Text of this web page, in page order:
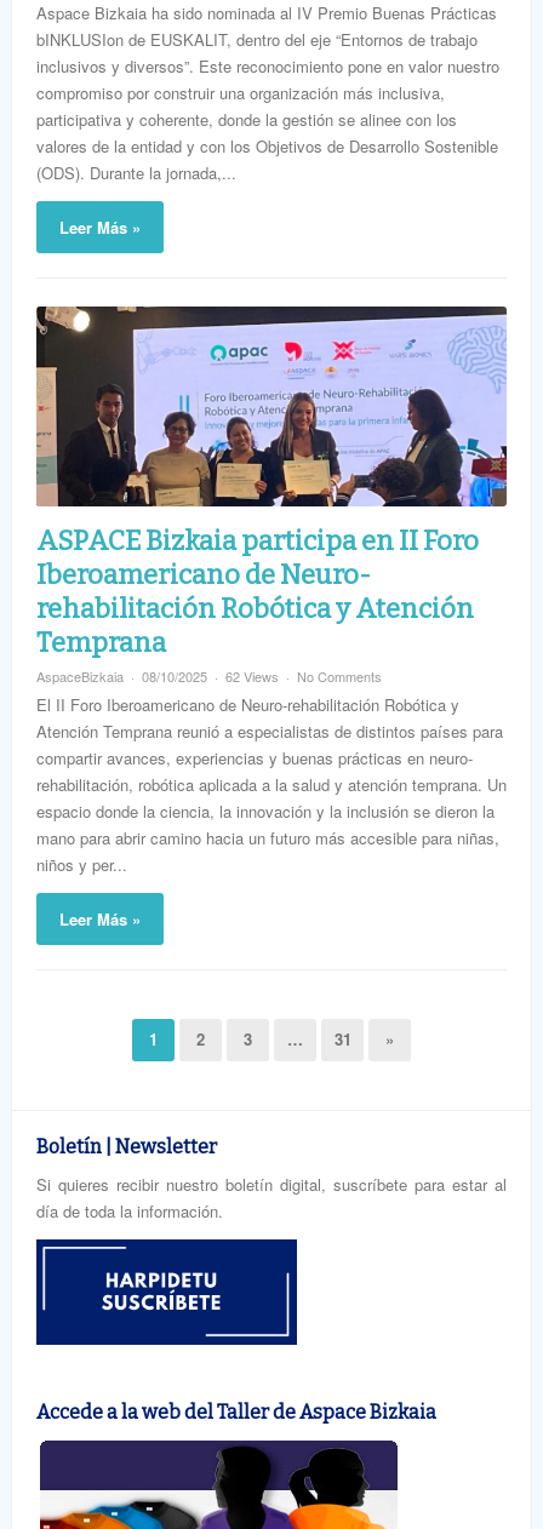
Aspace Bizkaia ha sido nominada al IV Premio Buenas Prácticas
bINKLUSIon de EUSKALIT, dentro del eje “Entornos de trabajo
inclusivos y diversos”. Este reconocimiento pone en valor nuestro
compromiso por construir una organización más inclusiva,
participativa y coherente, donde la gestión se alinee con los
valores de la entidad y con los Objetivos de Desarrollo Sostenible
(ODS). Durante la jornada,...
Leer Más »
ASPACE Bizkaia participa en II Foro
Iberoamericano de Neuro-
rehabilitación Robótica y Atención
Temprana
AspaceBizkaia 08/10/2025 62 Views No Comments
El II Foro Iberoamericano de Neuro-rehabilitación Robótica y
Atención Temprana reunió a especialistas de distintos países para
compartir avances, experiencias y buenas prácticas en neuro-
rehabilitación, robótica aplicada a la salud y atención temprana. Un
espacio donde la ciencia, la innovación y la inclusión se dieron la
mano para abrir camino hacia un futuro más accesible para niñas,
niños y per...
Leer Más »
1 2 3 … 31 »
Boletín | Newsletter
Si quieres recibir nuestro boletín digital, suscríbete para estar al
día de toda la información.
Accede a la web del Taller de Aspace Bizkaia